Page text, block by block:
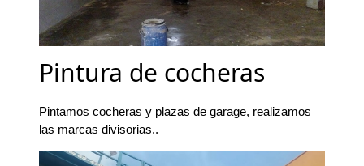
Pintura de cocheras
Pintamos cocheras y plazas de garage, realizamos
las marcas divisorias..